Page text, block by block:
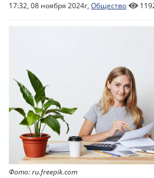
17:32, 08 ноября 2024г, Общество
Фото: ru.freepik.com